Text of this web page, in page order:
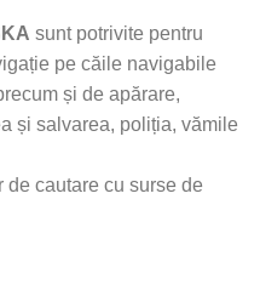
sunt potrivite pentru
pe căile navigabile
și de apărare,
și salvarea, poliția, vămile
cautare cu surse de